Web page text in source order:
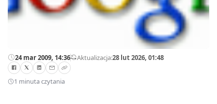
24 mar 2009, 14:36—Aktualizacja:28 lut 2026, 01:48
1 minuta czytania